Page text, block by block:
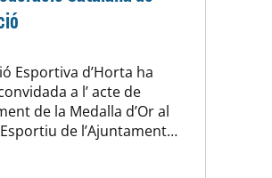
Esportiva d’Horta ha
a l’ acte de
de la Medalla d’Or al
de l’Ajuntament